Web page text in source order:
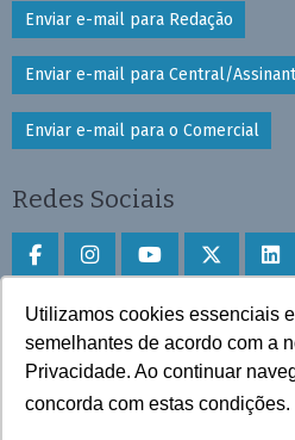
Utilizamos cookies essenciais
semelhantes de acordo com a
Privacidade. Ao continuar
concorda com estas condições.
Enviar e-mail para Redação
Enviar e-mail para Central/
Enviar e-mail para o Comercial
Redes Sociais
Faça download do aplicativo
Play Store e App Store